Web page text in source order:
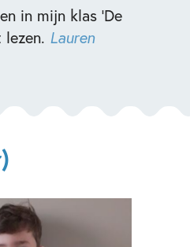
in mijn klas 'De
Lauren